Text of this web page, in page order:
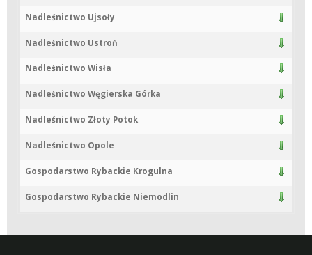
Nadleśnictwo Ujsoły
Nadleśnictwo Ustroń
Nadleśnictwo Wisła
Nadleśnictwo Węgierska Górka
Nadleśnictwo Złoty Potok
Nadleśnictwo Opole
Gospodarstwo Rybackie Krogulna
Gospodarstwo Rybackie Niemodlin